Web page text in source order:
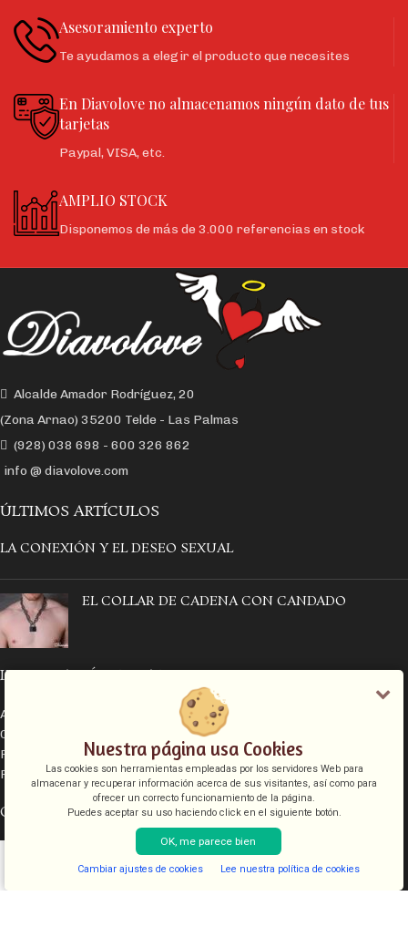
Asesoramiento experto
Te ayudamos a elegir el producto que necesites
En Diavolove no almacenamos ningún dato de tus
tarjetas
Paypal, VISA, etc.
AMPLIO STOCK
Disponemos de más de 3.000 referencias en stock
Alcalde Amador Rodríguez, 20
(Zona Arnao) 35200 Telde - Las Palmas
(928) 038 698 - 600 326 862
info @ diavolove.com
ÚLTIMOS ARTÍCULOS
LA CONEXIÓN Y EL DESEO SEXUAL
EL COLLAR DE CADENA CON CANDADO
INFORMACIÓN LEGAL
Aviso legal
Condiciones de venta
Política de cookies
Política de privacidad
CATEGORÍAS
JUGUETES
My account
Nuestra página usa Cookies
Las cookies son herramientas empleadas por los servidores Web para
almacenar y recuperar información acerca de sus visitantes, así como para
ofrecer un correcto funcionamiento de la página.
Puedes aceptar su uso haciendo click en el siguiente botón.
OK, me parece bien
Cambiar ajustes de cookies Lee nuestra política de cookies